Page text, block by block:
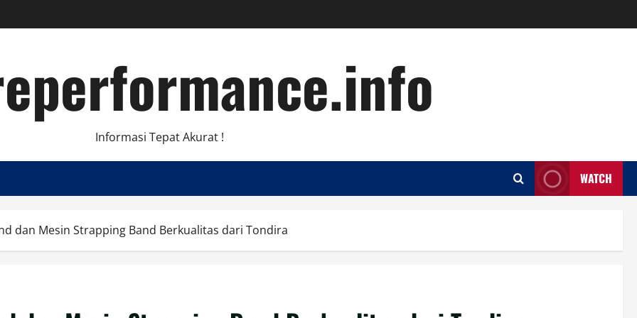
Informasi Tepat Akurat !
WATCH
dan Mesin Strapping Band Berkualitas dari Tondira